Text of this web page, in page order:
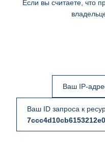
Если вы считаете, что
Ваш IP-
Ваш ID запроса к